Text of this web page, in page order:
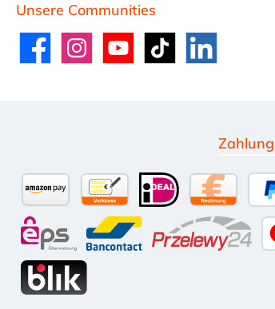
Unsere Communities
FacebookInstagramYouTube TikTok LinkedIn
iDEAL Kauf auf
eps
Amazon PayVorkasse per Überweisung